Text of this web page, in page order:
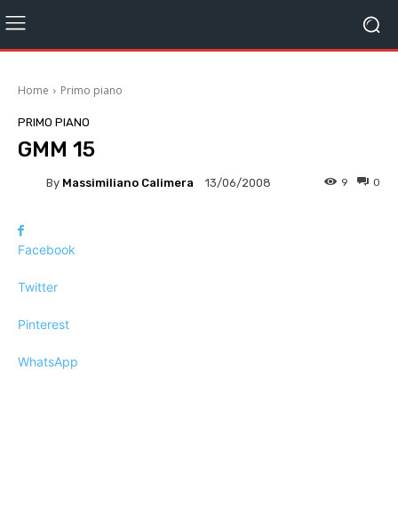
Home Primo piano
PRIMO PIANO
GMM 15
By Massimiliano Calimera 13/06/2008 0
9
Facebook
Twitter
Pinterest
WhatsApp